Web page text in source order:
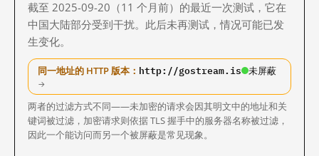
截至 2025-09-20（11 个月前）的最近一次测试，它在
中国大陆部分受到干扰。此后未再测试，情况可能已发
生变化。
同一地址的 HTTP 版本： http://gostream.is 未屏蔽
→
两者的过滤方式不同——未加密的请求会因其明文中的地址和关
键词被过滤，加密请求则依据 TLS 握手中的服务器名称被过滤，
因此一个能访问而另一个被屏蔽是常见现象。